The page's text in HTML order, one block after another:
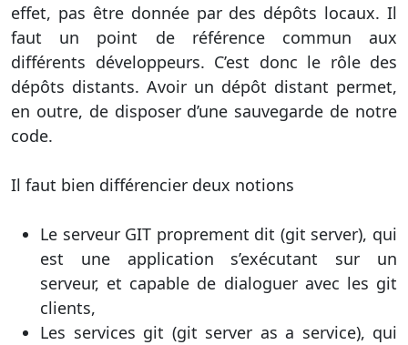
effet, pas être donnée par des dépôts locaux. Il
faut un point de référence commun aux
différents développeurs. C’est donc le rôle des
dépôts distants. Avoir un dépôt distant permet,
en outre, de disposer d’une sauvegarde de notre
code.
Il faut bien différencier deux notions
Le serveur GIT proprement dit (git server), qui
est une application s’exécutant sur un
serveur, et capable de dialoguer avec les git
clients,
Les services git (git server as a service), qui